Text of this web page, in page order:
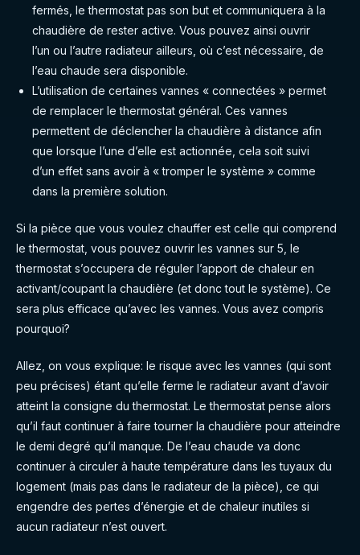
fermés, le thermostat pas son but et communiquera à la
chaudière de rester active. Vous pouvez ainsi ouvrir
l’un ou l’autre radiateur ailleurs, où c’est nécessaire, de
l’eau chaude sera disponible.
L’utilisation de certaines vannes « connectées » permet
de remplacer le thermostat général. Ces vannes
permettent de déclencher la chaudière à distance afin
que lorsque l’une d’elle est actionnée, cela soit suivi
d’un effet sans avoir à « tromper le système » comme
dans la première solution.
Si la pièce que vous voulez chauffer est celle qui comprend
le thermostat, vous pouvez ouvrir les vannes sur 5, le
thermostat s’occupera de réguler l’apport de chaleur en
activant/coupant la chaudière (et donc tout le système). Ce
sera plus efficace qu’avec les vannes. Vous avez compris
pourquoi?
Allez, on vous explique: le risque avec les vannes (qui sont
peu précises) étant qu’elle ferme le radiateur avant d’avoir
atteint la consigne du thermostat. Le thermostat pense alors
qu’il faut continuer à faire tourner la chaudière pour atteindre
le demi degré qu’il manque. De l’eau chaude va donc
continuer à circuler à haute température dans les tuyaux du
logement (mais pas dans le radiateur de la pièce), ce qui
engendre des pertes d’énergie et de chaleur inutiles si
aucun radiateur n’est ouvert.